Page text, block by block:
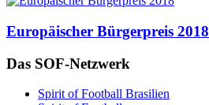
Europäischer Bürgerpreis 2018
Das SOF-Netzwerk
Spirit of Football Brasilien